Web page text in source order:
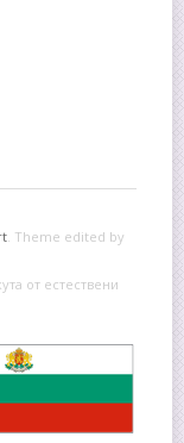
. Theme edited by
от естествени